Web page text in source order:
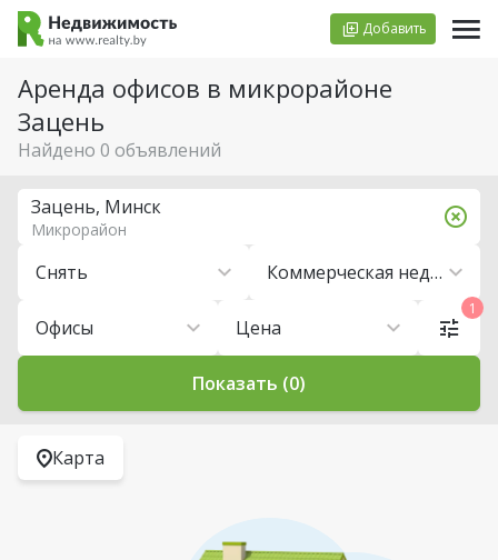
Добавить
Аренда офисов в микрорайоне
Зацень
Найдено 0 объявлений
Снять Коммерческая недвижимость
Офисы Цена
Зацень, Минск
Микрорайон
1
Показать (0)
Карта